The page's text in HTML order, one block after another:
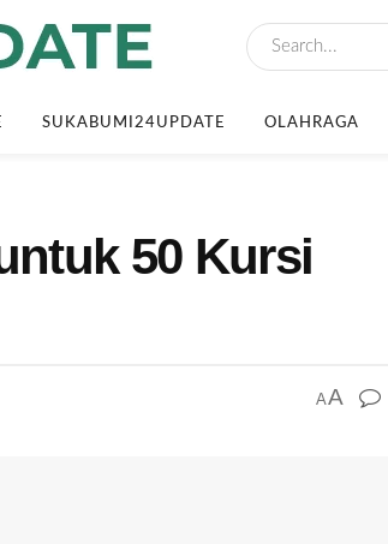
SUKABUMI24UPDATE OLAHRAGA
50 Kursi
AA